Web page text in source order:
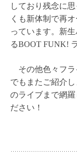
しており残念に
くも新体制で再
っています。新
るBOOT FUNK!
その他色々フラ
でもまたご紹介し
のライブまで網
ださい！